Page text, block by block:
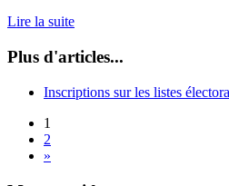
Lire la suite
Plus d'articles...
Inscriptions sur les listes
1
2
»